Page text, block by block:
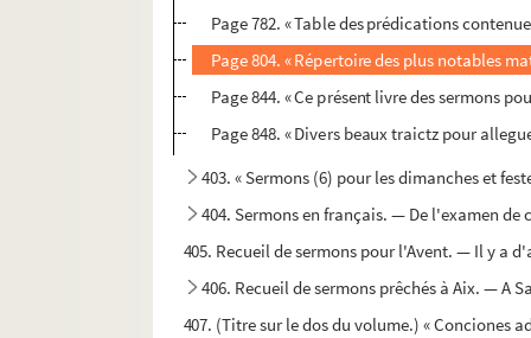
Page 782. « Table des prédications
Page 804. « Répertoire des plus notables
Page 844. « Ce présent livre des sermons
Page 848. « Divers beaux traictz pour
403. « Sermons (6) pour les dimanches et
404. Sermons en français. — De l'examen
405. Recueil de sermons pour l'Avent. — Il y a
406. Recueil de sermons prêchés à Aix. — A
407. (Titre sur le dos du volume.) « Conciones